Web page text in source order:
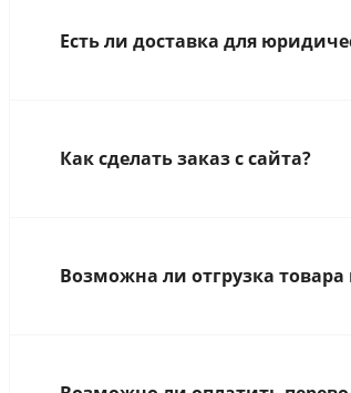
Есть ли доставка для
Как сделать заказ с сайта?
Возможна ли отгрузка товара